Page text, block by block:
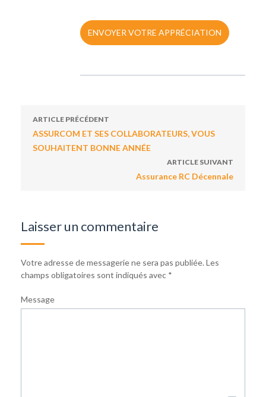
ARTICLE PRÉCÉDENT
ASSURCOM ET SES COLLABORATEURS, VOUS
SOUHAITENT BONNE ANNÉE
ARTICLE SUIVANT
Assurance RC Décennale
Laisser un commentaire
Votre adresse de messagerie ne sera pas publiée. Les
champs obligatoires sont indiqués avec *
Message